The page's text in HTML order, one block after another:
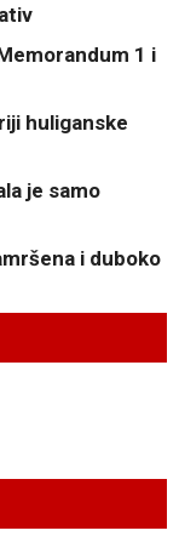
1 i
huliganske
je samo
i duboko